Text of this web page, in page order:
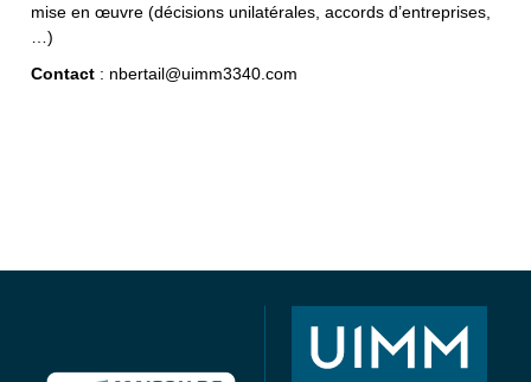
mise en œuvre (décisions unilatérales, accords d’entreprises,
…)
Contact : nbertail@uimm3340.com